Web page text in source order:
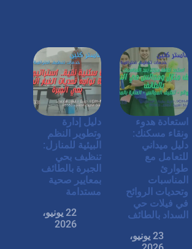
استعادة هدوء
ونقاء مسكنك:
دليل ميداني
للتعامل مع
طوارئ
المناسبات
وتحديات الروائح
في فيلات حي
السداد بالطائف
23 يونيو،
دليل إدارة
وتطوير النظم
البيئية للمنازل:
تنظيف بحي
الجبرة بالطائف
بمعايير صحية
مستدامة
22 يونيو،
2026